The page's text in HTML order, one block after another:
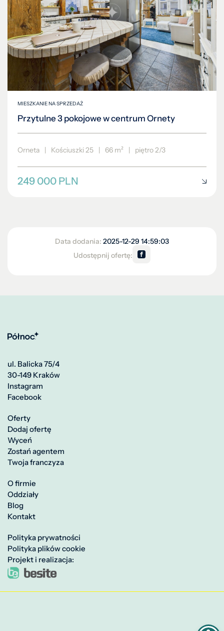
MIESZKANIE NA SPRZEDAŻ
Przytulne 3 pokojowe w centrum Ornety
Orneta | Kościuszki 25 | 66 m² | piętro 2/3
249 000 PLN
Data dodania: 2025-12-29 14:59:03
Udostępnij ofertę:
ul. Balicka 75/4
30-149 Kraków
Instagram
Facebook
Oferty
Dodaj ofertę
Wyceń
Zostań agentem
Twoja franczyza
O firmie
Oddziały
Blog
Kontakt
Polityka prywatności
Polityka plików cookie
Projekt i realizacja: